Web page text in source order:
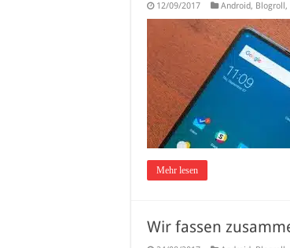
12/09/2017 Android, Blogroll,
Mehr lesen
Wir fassen